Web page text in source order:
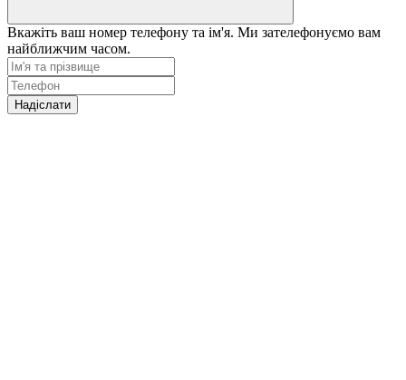
Вкажіть ваш номер телефону та ім'я. Ми зателефонуємо вам
найближчим часом.
Надіслати